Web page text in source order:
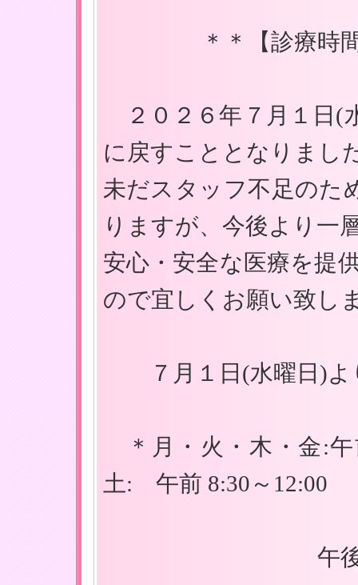
＊＊【診療時間変
２０２６年７月１日(
に戻すこととなりまし
未だスタッフ不足のた
りますが、今後より一
安心・安全な医療を提
ので宜しくお願い致し
７月１日(水曜日)よ
＊月・火・木・
土: 午前 8:30～12:00
午後14：00